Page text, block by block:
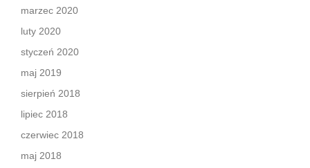
marzec 2020
luty 2020
styczeń 2020
maj 2019
sierpień 2018
lipiec 2018
czerwiec 2018
maj 2018